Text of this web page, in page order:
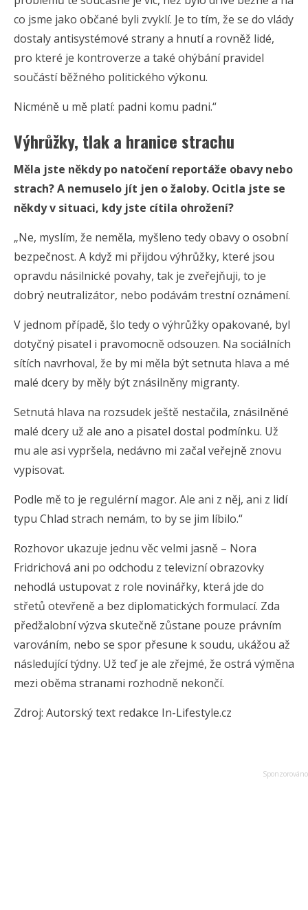
co jsme jako občané byli zvyklí. Je to tím, že se do vlády
dostaly antisystémové strany a hnutí a rovněž lidé,
pro které je kontroverze a také ohýbání pravidel
součástí běžného politického výkonu.
Nicméně u mě platí: padni komu padni.“
Výhrůžky, tlak a hranice strachu
Měla jste někdy po natočení reportáže obavy nebo
strach? A nemuselo jít jen o žaloby. Ocitla jste se
někdy v situaci, kdy jste cítila ohrožení?
„Ne, myslím, že neměla, myšleno tedy obavy o osobní
bezpečnost. A když mi přijdou výhrůžky, které jsou
opravdu násilnické povahy, tak je zveřejňuji, to je
dobrý neutralizátor, nebo podávám trestní oznámení.
V jednom případě, šlo tedy o výhrůžky opakované, byl
dotyčný pisatel i pravomocně odsouzen. Na sociálních
sítích navrhoval, že by mi měla být setnuta hlava a mé
malé dcery by měly být znásilněny migranty.
Setnutá hlava na rozsudek ještě nestačila, znásilněné
malé dcery už ale ano a pisatel dostal podmínku. Už
mu ale asi vypršela, nedávno mi začal veřejně znovu
vypisovat.
Podle mě to je regulérní magor. Ale ani z něj, ani z lidí
typu Chlad strach nemám, to by se jim líbilo.“
Rozhovor ukazuje jednu věc velmi jasně – Nora
Fridrichová ani po odchodu z televizní obrazovky
nehodlá ustupovat z role novinářky, která jde do
střetů otevřeně a bez diplomatických formulací. Zda
předžalobní výzva skutečně zůstane pouze právním
varováním, nebo se spor přesune k soudu, ukážou až
následující týdny. Už teď je ale zřejmé, že ostrá výměna
mezi oběma stranami rozhodně nekončí.
Zdroj: Autorský text redakce In-Lifestyle.cz